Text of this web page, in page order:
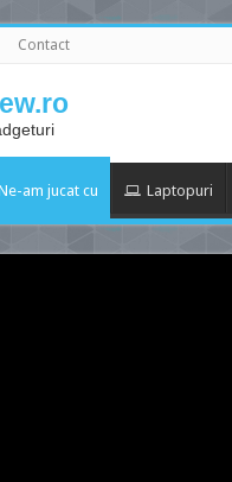
Contact
am jucat cu Laptopuri